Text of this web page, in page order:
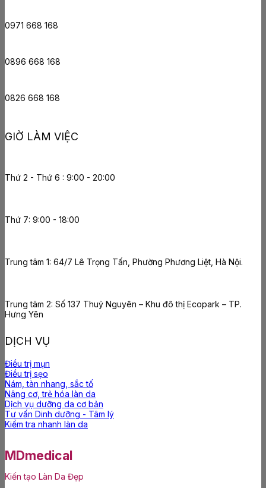
0971 668 168
0896 668 168
0826 668 168
GIỜ LÀM VIỆC
Thứ 2 - Thứ 6 : 9:00 - 20:00
Thứ 7: 9:00 - 18:00
Trung tâm 1: 64/7 Lê Trọng Tấn, Phường Phương Liệt, Hà Nội.
Trung tâm 2: Số 137 Thuỷ Nguyên – Khu đô thị Ecopark – TP.
Hưng Yên
DỊCH VỤ
Điều trị mụn
Điều trị sẹo
Nám, tàn nhang, sắc tố
Nâng cơ, trẻ hóa làn da
Dịch vụ dưỡng da cơ bản
Tư vấn Dinh dưỡng - Tâm lý
Kiểm tra nhanh làn da
MDmedical
Kiến tạo Làn Da Đẹp